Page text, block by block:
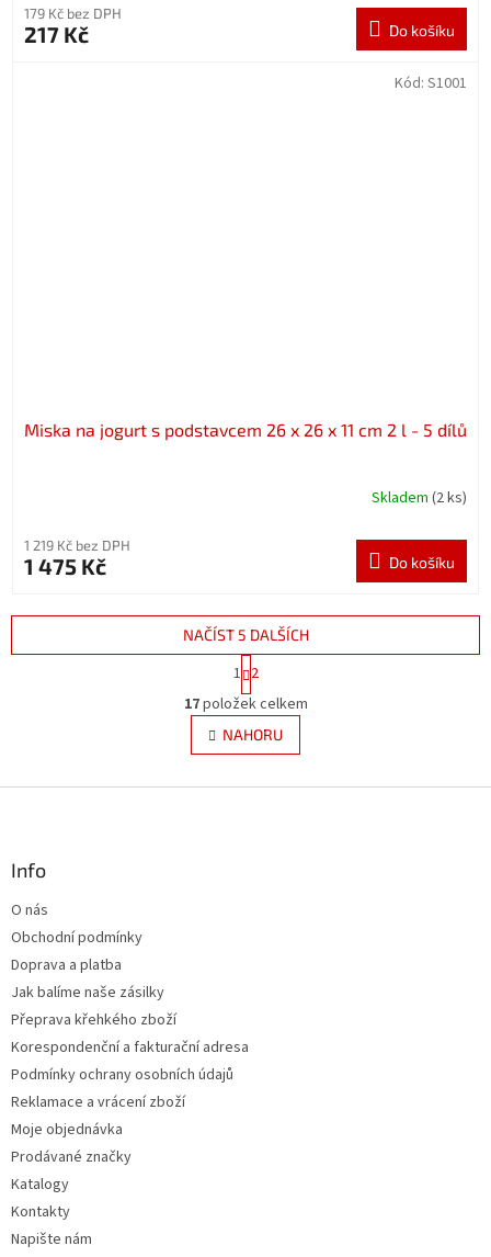
179 Kč bez DPH
217 Kč Do košíku
Miska na jogurt s podstavcem 26 x 26 x 11 cm 2 l - 5 dílů
Skladem (2 ks)
1 219 Kč bez DPH
1 475 Kč Do košíku
Kód: S1001
O
v
l
á
s
NAČÍST 5 DALŠÍCH
S
t
r
á
n
k
v
1 2
17položek celkem
NAHORU
Info
O nás
Obchodní podmínky
Doprava a platba
Jak balíme naše zásilky
Přeprava křehkého zboží
Korespondenční a fakturační adresa
Podmínky ochrany osobních údajů
Reklamace a vrácení zboží
Moje objednávka
Prodávané značky
Katalogy
Kontakty
Napište nám